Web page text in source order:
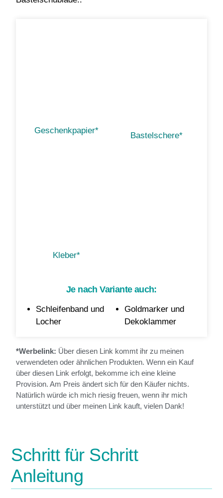
Geschenkpapier*
Bastelschere*
Kleber*
Je nach Variante auch:
Schleifenband und
Locher
Goldmarker und
Dekoklammer
*Werbelink: Über diesen Link kommt ihr zu meinen
verwendeten oder ähnlichen Produkten. Wenn ein Kauf
über diesen Link erfolgt, bekomme ich eine kleine
Provision. Am Preis ändert sich für den Käufer nichts.
Natürlich würde ich mich riesig freuen, wenn ihr mich
unterstützt und über meinen Link kauft, vielen Dank!
Schritt für Schritt
Anleitung